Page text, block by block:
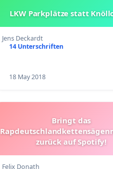
LKW Parkplätze statt
Jens Deckardt
14 Unterschriften
18 May 2018
Bringt das
zurück auf Spotify!
Felix Donath